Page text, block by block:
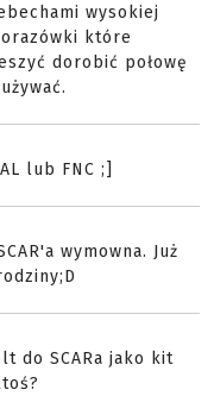
wysokiej
które
dorobić połowę
lub FNC ;]
wymowna. Już
do SCARa jako kit